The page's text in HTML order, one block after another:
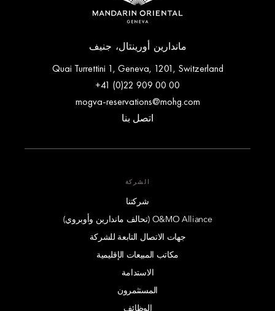
ماندارين أورينتال، جنيف
Quai Turrettini 1, Geneva, 1201, Switzerland
+41 (0)22 909 00 00
mogva-reservations@mohg.com
اتصل بنا
الشركة
شركتنا
O&MO Alliance (تحالف ماندارين وأوبروي)
جهات الاتصال التابعة للشركة
مكاتب المبيعات الإقليمية
الاستدامة
المستثمرون
الوظائف